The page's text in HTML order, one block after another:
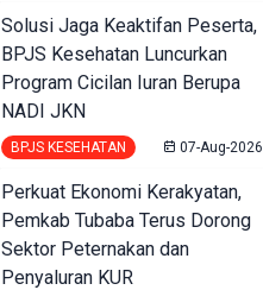
Solusi Jaga Keaktifan Peserta,
BPJS Kesehatan Luncurkan
Program Cicilan Iuran Berupa
NADI JKN
BPJS KESEHATAN 07-Aug-2026
Perkuat Ekonomi Kerakyatan,
Pemkab Tubaba Terus Dorong
Sektor Peternakan dan
Penyaluran KUR